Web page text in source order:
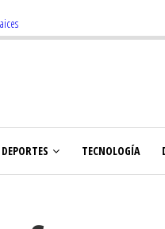
DEPORTES TECNOLOGÍA